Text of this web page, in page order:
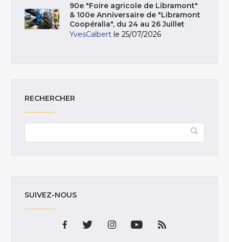
90e "Foire agricole de Libramont"
& 100e Anniversaire de "Libramont
Coopéralia", du 24 au 26 Juillet
YvesCalbert le 25/07/2026
RECHERCHER
SUIVEZ-NOUS